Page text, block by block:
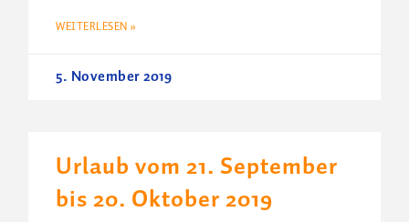
WEITERLESEN »
5. November 2019
Urlaub vom 21. September
bis 20. Oktober 2019